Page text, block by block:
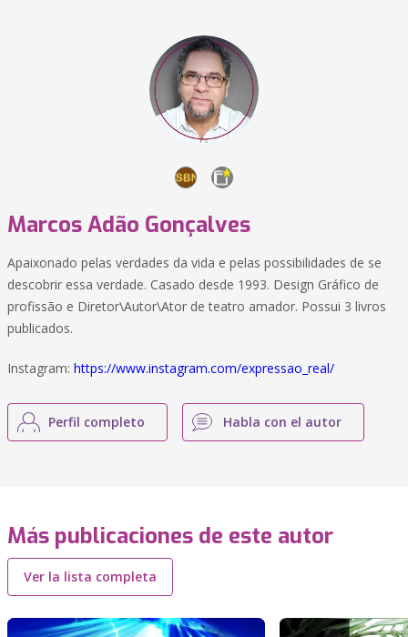
Marcos Adão Gonçalves
Apaixonado pelas verdades da vida e pelas possibilidades de se
descobrir essa verdade. Casado desde 1993. Design Gráfico de
profissão e Diretor\Autor\Ator de teatro amador. Possui 3 livros
publicados.
Instagram: https://www.instagram.com/expressao_real/
Perfil completo Habla con el autor
Más publicaciones de este autor
Ver la lista completa